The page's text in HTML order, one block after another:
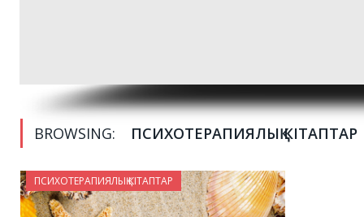
BROWSING: ПСИХОТЕРАПИЯЛЫҚ КІТАПТАР
ПСИХОТЕРАПИЯЛЫҚ КІТАПТАР